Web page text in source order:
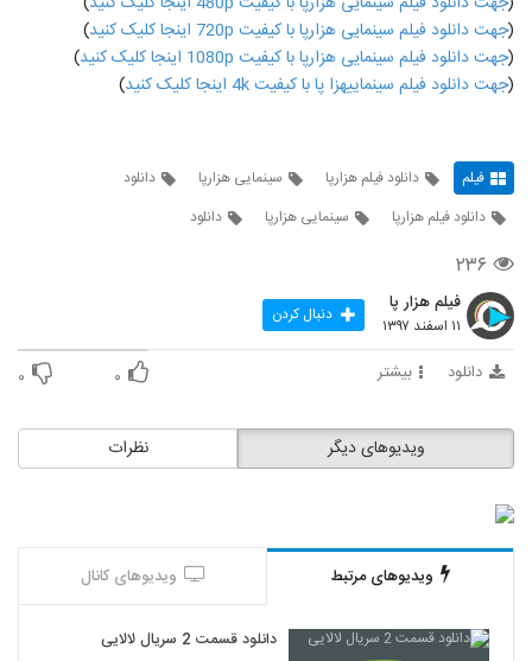
(جهت دانلود فیلم سینمایی هزارپا با کیفیت 720p اینجا کلیک کنید
)
(جهت دانلود فیلم سینمایی هزارپا با کیفیت 1080p اینجا کلیک کنید
)
(جهت دانلود فیلم سینماییهزا پا با کیفیت 4k اینجا کلیک کنید )
فیلم دانلود فیلم هزارپا سینمایی هزارپا
دانلود
دانلود فیلم هزارپا
سینمایی هزارپا دانلود
۲۳۶
فیلم هزار پا
۱۱ اسفند ۱۳۹۷ دنبال کردن
دانلود بیشتر ۰ ۰
نظرات ویدیوهای دیگر
ویدیوهای مرتبط ویدیوهای کانال
دانلود قسمت 2 سریال لالایی